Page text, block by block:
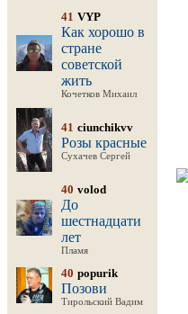
41 VYP
Как хорошо в
стране
советской
жить
Кочетков Михаил
41 ciunchikvv
Розы красные
Сухачев Сергей
40 volod
До
шестнадцати
лет
Пламя
40 popurik
Позови
Тирольский Вадим